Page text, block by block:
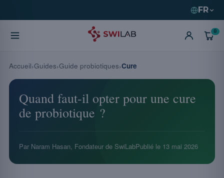
FR
0
Quand faut-il opter pour une cure
de probiotique ?
Par Naram Hasan, Fondateur de SwiLabPublié le 13 mai 2026
Accueil Guides Guide probiotiques Cure